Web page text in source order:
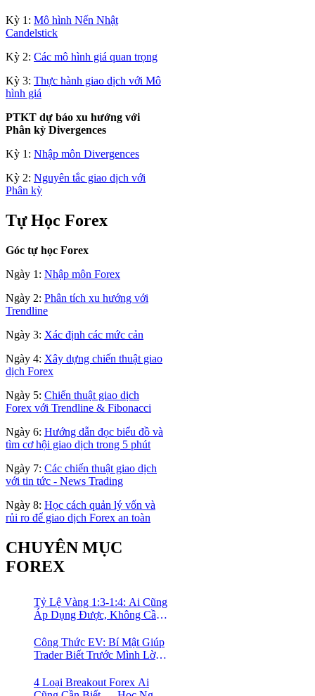
Kỳ 1: Mô hình Nến Nhật
Candelstick
Kỳ 2: Các mô hình giá quan trọng
Kỳ 3: Thực hành giao dịch với Mô
hình giá
PTKT dự báo xu hướng với
Phân kỳ Divergences
Kỳ 1: Nhập môn Divergences
Kỳ 2: Nguyên tắc giao dịch với
Phân kỳ
Tự Học Forex
Góc tự học Forex
Ngày 1: Nhập môn Forex
Ngày 2: Phân tích xu hướng với
Trendline
Ngày 3: Xác định các mức cản
Ngày 4: Xây dựng chiến thuật giao
dịch Forex
Ngày 5: Chiến thuật giao dịch
Forex với Trendline & Fibonacci
Ngày 6: Hướng dẫn đọc biểu đồ và
tìm cơ hội giao dịch trong 5 phút
Ngày 7: Các chiến thuật giao dịch
với tin tức - News Trading
Ngày 8: Học cách quản lý vốn và
rủi ro để giao dịch Forex an toàn
CHUYÊN MỤC
FOREX
Tỷ Lệ Vàng 1:3-1:4: Ai Cũng
Áp Dụng Được, Không Cần
Công Thức EV: Bí Mật Giúp
Trader Biết Trước Mình Lời
4 Loại Breakout Forex Ai